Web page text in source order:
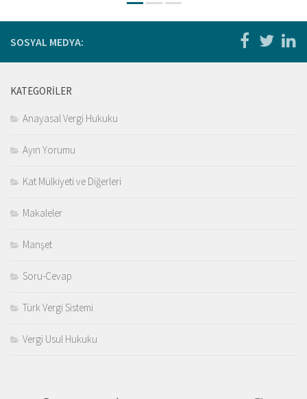
SOSYAL MEDYA:
KATEGORILER
Anayasal Vergi Hukuku
Ayın Yorumu
Kat Mülkiyeti ve Diğerleri
Makaleler
Manşet
Soru-Cevap
Türk Vergi Sistemi
Vergi Usul Hukuku